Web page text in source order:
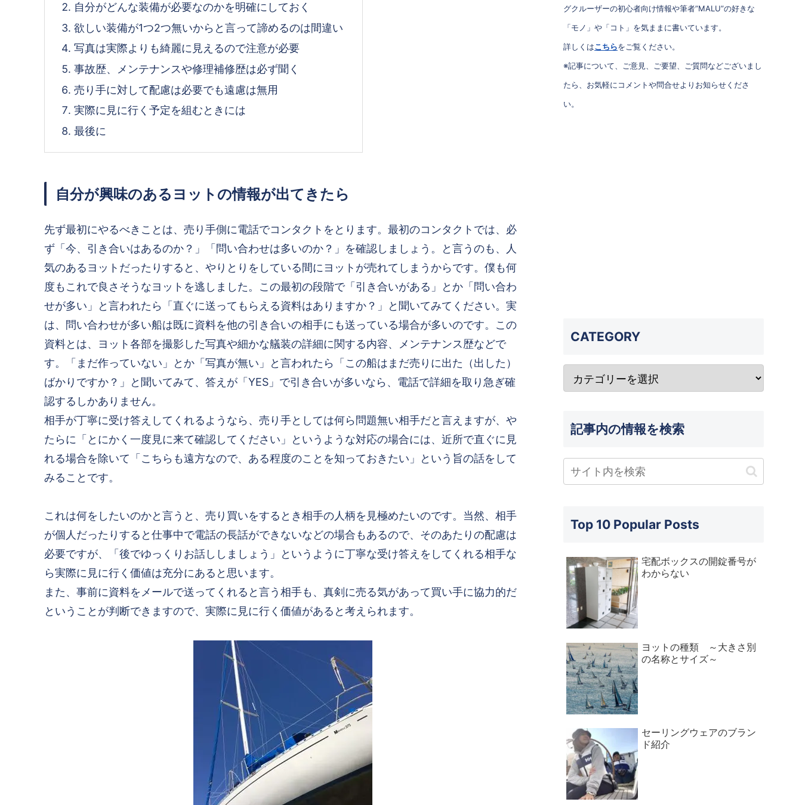
自分がどんな装備が必要なのかを明確にしておく
欲しい装備が1つ2つ無いからと言って諦めるのは間違い
写真は実際よりも綺麗に見えるので注意が必要
事故歴、メンテナンスや修理補修歴は必ず聞く
売り手に対して配慮は必要でも遠慮は無用
実際に見に行く予定を組むときには
最後に
自分が興味のあるヨットの情報が出てきたら
先ず最初にやるべきことは、売り手側に電話でコンタクトをとります。最初のコンタクトでは、必
ず「今、引き合いはあるのか？」「問い合わせは多いのか？」を確認しましょう。と言うのも、人
気のあるヨットだったりすると、やりとりをしている間にヨットが売れてしまうからです。僕も何
度もこれで良さそうなヨットを逃しました。この最初の段階で「引き合いがある」とか「問い合わ
せが多い」と言われたら「直ぐに送ってもらえる資料はありますか？」と聞いてみてください。実
は、問い合わせが多い船は既に資料を他の引き合いの相手にも送っている場合が多いのです。この
資料とは、ヨット各部を撮影した写真や細かな艤装の詳細に関する内容、メンテナンス歴などで
す。「まだ作っていない」とか「写真が無い」と言われたら「この船はまだ売りに出た（出した）
ばかりですか？」と聞いてみて、答えが「YES」で引き合いが多いなら、電話で詳細を取り急ぎ確
認するしかありません。
相手が丁寧に受け答えしてくれるようなら、売り手としては何ら問題無い相手だと言えますが、や
たらに「とにかく一度見に来て確認してください」というような対応の場合には、近所で直ぐに見
れる場合を除いて「こちらも遠方なので、ある程度のことを知っておきたい」という旨の話をして
みることです。
これは何をしたいのかと言うと、売り買いをするとき相手の人柄を見極めたいのです。当然、相手
が個人だったりすると仕事中で電話の長話ができないなどの場合もあるので、そのあたりの配慮は
必要ですが、「後でゆっくりお話ししましょう」というように丁寧な受け答えをしてくれる相手な
ら実際に見に行く価値は充分にあると思います。
また、事前に資料をメールで送ってくれると言う相手も、真剣に売る気があって買い手に協力的だ
ということが判断できますので、実際に見に行く価値があると考えられます。
グクルーザーの初心者向け情報や筆者”MALU”の好きな
「モノ」や「コト」を気ままに書いています。
詳しくはこちらをご覧ください。
※記事について、ご意見、ご要望、ご質問などございまし
たら、お気軽にコメントや問合せよりお知らせくださ
い。
CATEGORY
記事内の情報を検索
Top 10 Popular Posts
宅配ボックスの開錠番号が
わからない
ヨットの種類 ～大きさ別
の名称とサイズ～
セーリングウェアのブラン
ド紹介